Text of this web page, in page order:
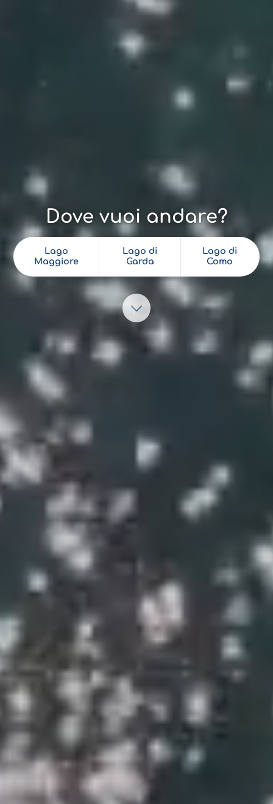
Dove vuoi andare?
Lago
Maggiore
Lago di
Garda
Lago di
Como